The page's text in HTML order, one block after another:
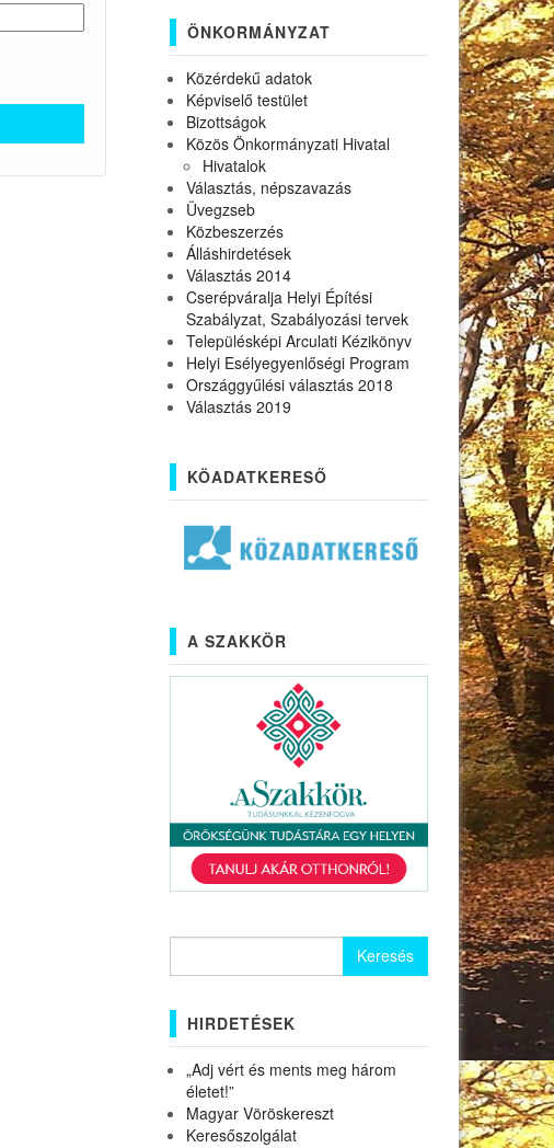
ÖNKORMÁNYZAT
Közérdekű adatok
Képviselő testület
Bizottságok
Közös Önkormányzati Hivatal
Hivatalok
Választás, népszavazás
Üvegzseb
Közbeszerzés
Álláshirdetések
Választás 2014
Cserépváralja Helyi Építési
Szabályzat, Szabályozási tervek
Településképi Arculati Kézikönyv
Helyi Esélyegyenlőségi Program
Országgyűlési választás 2018
Választás 2019
KÖADATKERESŐ
A SZAKKÖR
HIRDETÉSEK
„Adj vért és ments meg három
életet!”
Magyar Vöröskereszt
Keresőszolgálat